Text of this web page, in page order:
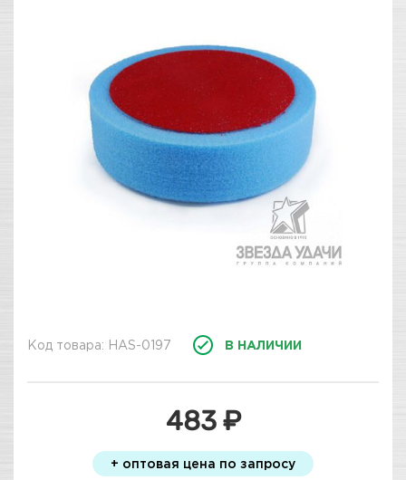
Код товара: HAS-0197 В НАЛИЧИИ
483 ₽
+ оптовая цена по запросу